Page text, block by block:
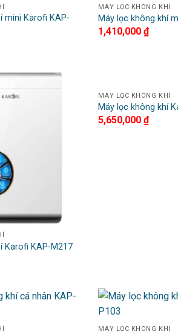
mini Karofi KAP-
MÁY LỌC KHÔNG KHÍ
Máy lọc không khí
1,410,000₫
Karofi KAP-M217
MÁY LỌC KHÔNG KHÍ
Máy lọc không khí
5,650,000₫
MÁY LỌC KHÔNG KHÍ